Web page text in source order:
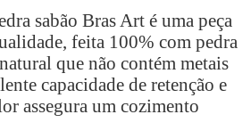
sabão Bras Art é uma peça
feita 100% com pedra
que não contém metais
capacidade de retenção e
assegura um cozimento